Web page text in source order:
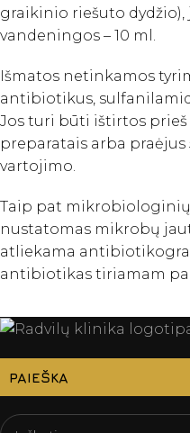
graikinio riešuto dydžio),
vandeningos – 10 ml.
Išmatos netinkamos
antibiotikus,
Jos turi būti ištirtos
preparatais arba praėjus
vartojimo.
Taip pat
nustatomas mikrobų
atliekama
antibiotikas tiriamam
PAIEŠKA